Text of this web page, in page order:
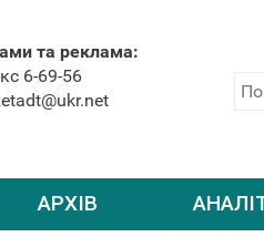
та реклама:
6-69-56
АРХІВ